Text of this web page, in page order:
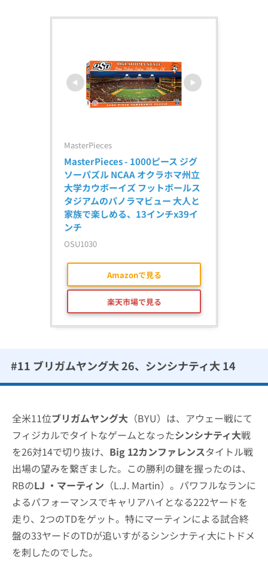
MasterPieces
MasterPieces - 1000ピース ジグ
ソーパズル NCAA オクラホマ州立
大学カウボーイズ フットボールス
タジアムのパノラマビュー 大人と
家族で楽しめる、13インチx39イ
ンチ
OSU1030
Amazonで見る
楽天市場で見る
#11 ブリガムヤング大 26、シンシナティ大 14
全米11位ブリガムヤング大 （BYU）は、アウェー戦にて
フィジカルでタイトなゲームとなったシンシナティ大戦
を26対14で切り抜け、 Big 12カンファレンスタイトル戦
出場の望みを繋ぎました。この勝利の鍵を握ったのは、
RBのLJ ・マーティン （L.J. Martin）。パワフルなランに
よるパフォーマンスでキャリアハイとなる222ヤードを
走り、2つのTDをゲット。特にマーティンによる試合終
盤の33ヤードのTDが追いすがるシンシナティ大にトドメ
を刺したのでした。